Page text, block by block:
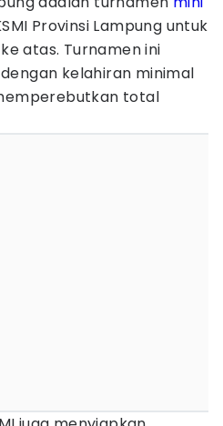
Provinsi Lampung untuk
atas. Turnamen ini
kelahiran minimal
total